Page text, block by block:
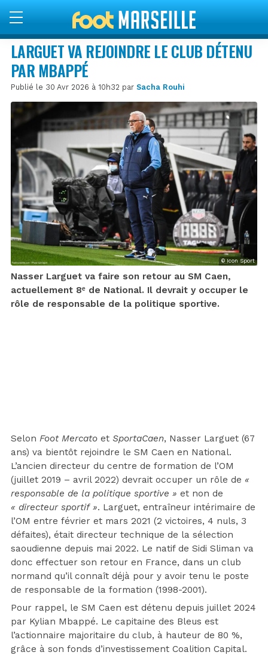
LARGUET VA REJOINDRE LE CLUB DÉTENU
PAR MBAPPÉ
Publié le 30 Avr 2026 à 10h32 par Sacha Rouhi
© Icon Sport
Nasser Larguet va faire son retour au SM Caen,
actuellement 8ᵉ de National. Il devrait y occuper le
rôle de responsable de la politique sportive.
Selon Foot Mercato et SportaCaen, Nasser Larguet (67
ans) va bientôt rejoindre le SM Caen en National.
L’ancien directeur du centre de formation de l’OM
(juillet 2019 – avril 2022) devrait occuper un rôle de «
responsable de la politique sportive » et non de
« directeur sportif ». Larguet, entraîneur intérimaire de
l’OM entre février et mars 2021 (2 victoires, 4 nuls, 3
défaites), était directeur technique de la sélection
saoudienne depuis mai 2022. Le natif de Sidi Sliman va
donc effectuer son retour en France, dans un club
normand qu’il connaît déjà pour y avoir tenu le poste
de responsable de la formation (1998-2001).
Pour rappel, le SM Caen est détenu depuis juillet 2024
par Kylian Mbappé. Le capitaine des Bleus est
l’actionnaire majoritaire du club, à hauteur de 80 %,
grâce à son fonds d’investissement Coalition Capital.